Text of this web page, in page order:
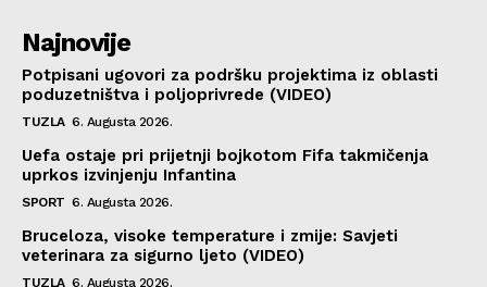
Najnovije
Potpisani ugovori za podršku projektima iz oblasti
poduzetništva i poljoprivrede (VIDEO)
TUZLA 6. Augusta 2026.
Uefa ostaje pri prijetnji bojkotom Fifa takmičenja
uprkos izvinjenju Infantina
SPORT 6. Augusta 2026.
Bruceloza, visoke temperature i zmije: Savjeti
veterinara za sigurno ljeto (VIDEO)
TUZLA 6. Augusta 2026.